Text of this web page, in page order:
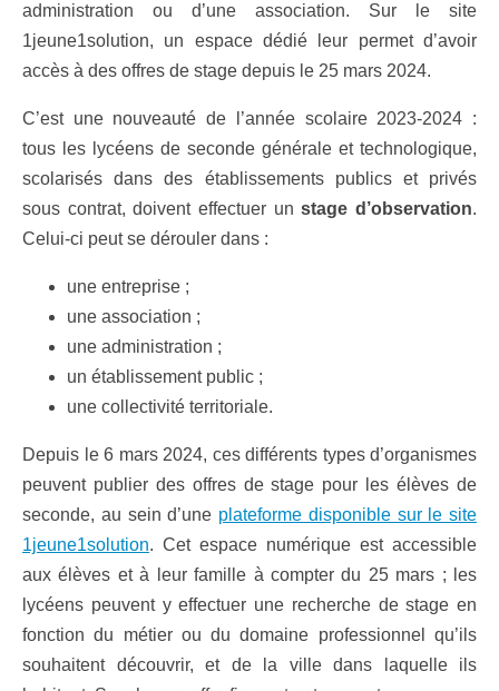
administration ou d’une association. Sur le site
1jeune1solution, un espace dédié leur permet d’avoir
accès à des offres de stage depuis le 25 mars 2024.
C’est une nouveauté de l’année scolaire 2023-2024 :
tous les lycéens de seconde générale et technologique,
scolarisés dans des établissements publics et privés
sous contrat, doivent effectuer unstage d’observation.
Celui-ci peut se dérouler dans :
une entreprise ;
une association ;
une administration ;
un établissement public ;
une collectivité territoriale.
Depuis le 6 mars 2024, ces différents types d’organismes
peuvent publier des offres de stage pour les élèves de
seconde, au sein d’une plateforme disponible sur le site
1jeune1solution. Cet espace numérique est accessible
aux élèves et à leur famille à compter du 25 mars ; les
lycéens peuvent y effectuer une recherche de stage en
fonction du métier ou du domaine professionnel qu’ils
souhaitent découvrir, et de la ville dans laquelle ils